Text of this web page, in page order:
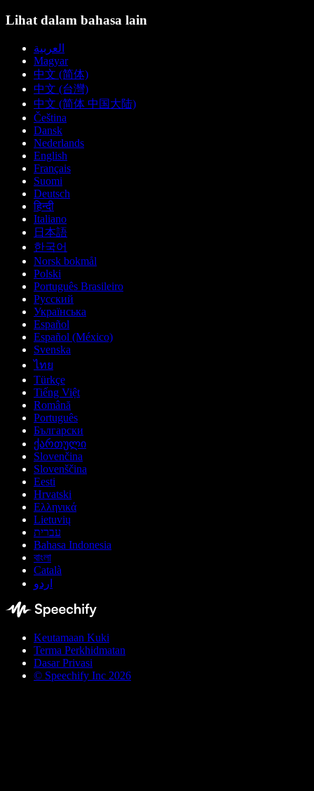
Lihat dalam bahasa lain
العربية
Magyar
中文 (简体)
中文 (台灣)
中文 (简体 中国大陆)
Čeština
Dansk
Nederlands
English
Français
Suomi
Deutsch
हिन्दी
Italiano
日本語
한국어
Norsk bokmål
Polski
Português Brasileiro
Русский
Українська
Español
Español (México)
Svenska
ไทย
Türkçe
Tiếng Việt
Română
Português
Български
ქართული
Slovenčina
Slovenščina
Eesti
Hrvatski
Ελληνικά
Lietuvių
עברית
Bahasa Indonesia
বাংলা
Català
اردو
Keutamaan Kuki
Terma Perkhidmatan
Dasar Privasi
© Speechify Inc 2026